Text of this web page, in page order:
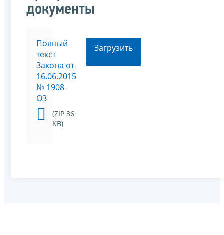
документы
Полный
текст
Закона от
16.06.2015
№ 1908-
ОЗ
(ZIP 36
KB)
Загрузить